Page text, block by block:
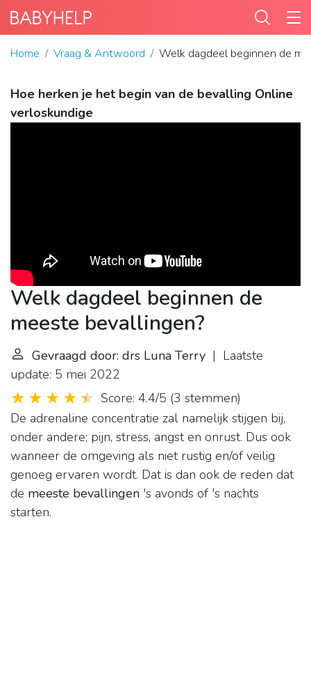
Home Vraag & Antwoord Welk dagdeel beginnen de
Hoe herken je het begin van de bevalling Online
verloskundige
Welk dagdeel beginnen de
meeste bevallingen?
Gevraagd door: drs Luna Terry | Laatste
update: 5 mei 2022
Score: 4.4/5 (3 stemmen)
De adrenaline concentratie zal namelijk stijgen bij,
onder andere; pijn, stress, angst en onrust. Dus ook
wanneer de omgeving als niet rustig en/of veilig
genoeg ervaren wordt. Dat is dan ook de reden dat
de meeste bevallingen 's avonds of 's nachts
starten.